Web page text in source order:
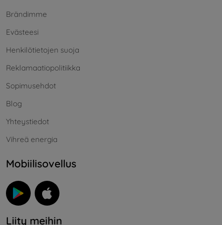
Brändimme
Evästeesi
Henkilötietojen suoja
Reklamaatiopolitiikka
Sopimusehdot
Blog
Yhteystiedot
Vihreä energia
Mobiilisovellus
Liity meihin